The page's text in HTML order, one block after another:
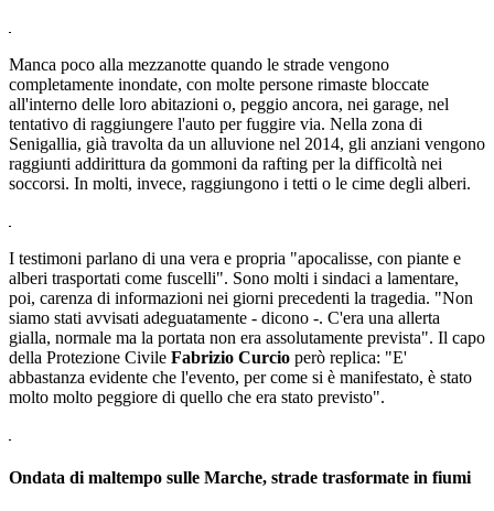
Manca poco alla mezzanotte quando le strade vengono
completamente inondate, con molte persone rimaste bloccate
all'interno delle loro abitazioni o, peggio ancora, nei garage, nel
tentativo di raggiungere l'auto per fuggire via. Nella zona di
Senigallia, già travolta da un alluvione nel 2014, gli anziani vengono
raggiunti addirittura da gommoni da rafting per la difficoltà nei
soccorsi. In molti, invece, raggiungono i tetti o le cime degli alberi.
I testimoni parlano di una vera e propria "apocalisse, con piante e
alberi trasportati come fuscelli". Sono molti i sindaci a lamentare,
poi, carenza di informazioni nei giorni precedenti la tragedia. "Non
siamo stati avvisati adeguatamente - dicono -. C'era una allerta
gialla, normale ma la portata non era assolutamente prevista". Il capo
della Protezione Civile Fabrizio Curcio però replica: "E'
abbastanza evidente che l'evento, per come si è manifestato, è stato
molto molto peggiore di quello che era stato previsto".
Ondata di maltempo sulle Marche, strade trasformate in fiumi